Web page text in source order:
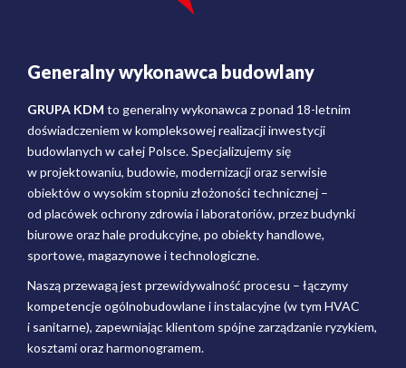
Generalny wykonawca budowlany
GRUPA KDM to generalny wykonawca z ponad 18-letnim
doświadczeniem w kompleksowej realizacji inwestycji
budowlanych w całej Polsce. Specjalizujemy się
w projektowaniu, budowie, modernizacji oraz serwisie
obiektów o wysokim stopniu złożoności technicznej –
od placówek ochrony zdrowia i laboratoriów, przez budynki
biurowe oraz hale produkcyjne, po obiekty handlowe,
sportowe, magazynowe i technologiczne.
Naszą przewagą jest przewidywalność procesu – łączymy
kompetencje ogólnobudowlane i instalacyjne (w tym HVAC
i sanitarne), zapewniając klientom spójne zarządzanie ryzykiem,
kosztami oraz harmonogramem.